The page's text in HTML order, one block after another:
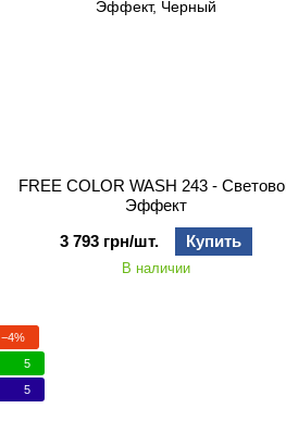
FREE COLOR WASH 243 -
Эффект
3 793 грн/шт.
Купить
В наличии
−4%
5
5